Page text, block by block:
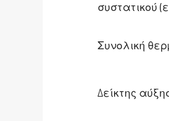
συστατικού
Συνολική
Δείκτης